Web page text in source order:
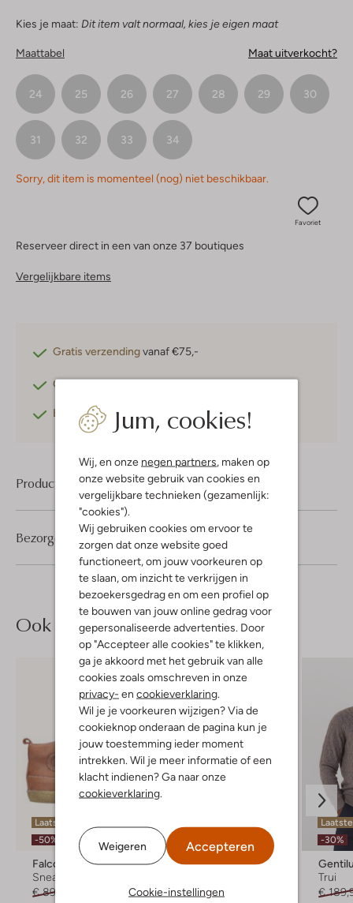
Jum, cookies!
Wij, en onze negen partners, maken op
onze website gebruik van cookies en
vergelijkbare technieken (gezamenlijk:
"cookies").
Wij gebruiken cookies om ervoor te
zorgen dat onze website goed
functioneert, om jouw voorkeuren op
te slaan, om inzicht te verkrijgen in
bezoekersgedrag en om een profiel op
te bouwen van jouw online gedrag voor
gepersonaliseerde advertenties. Door
op "Accepteer alle cookies" te klikken,
ga je akkoord met het gebruik van alle
cookies zoals omschreven in onze
privacy- en cookieverklaring.
Wil je je voorkeuren wijzigen? Via de
cookieknop onderaan de pagina kun je
jouw toestemming ieder moment
intrekken. Wil je meer informatie of een
klacht indienen? Ga naar onze
cookieverklaring.
Weigeren Accepteren
Cookie-instellingen
Kies je maat: Dit item valt normaal, kies je eigen maat
Maattabel Maat uitverkocht?
24 25 26 27 28 29 30
31 32 33 34
Sorry, dit item is momenteel (nog) niet beschikbaar.
Favoriet
Reserveer direct in een van onze 37 boutiques
Vergelijkbare items
Gratis verzendingvanaf €75,-
Gratis retournerenbinnen 30 dagen*
Betaal achteraf
Product informatie
Bezorgen & retourneren
Ook iets voor jou?
Laatste item
-50%
Falcotto
Sneakers
€ 89,95
Marcmarcs
€ 13,99
-30%
Trui
€